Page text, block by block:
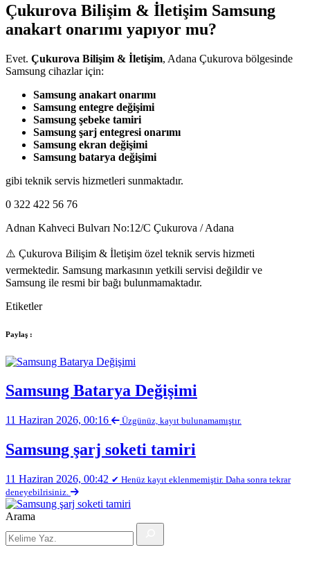
Çukurova Bilişim & İletişim Samsung
anakart onarımı yapıyor mu?
Evet. Çukurova Bilişim & İletişim, Adana Çukurova bölgesinde
Samsung cihazlar için:
Samsung anakart onarımı
Samsung entegre değişimi
Samsung şebeke tamiri
Samsung şarj entegresi onarımı
Samsung ekran değişimi
Samsung batarya değişimi
gibi teknik servis hizmetleri sunmaktadır.
0 322 422 56 76
Adnan Kahveci Bulvarı No:12/C Çukurova / Adana
⚠️ Çukurova Bilişim & İletişim özel teknik servis hizmeti
vermektedir. Samsung markasının yetkili servisi değildir ve
Samsung ile resmi bir bağı bulunmamaktadır.
Etiketler
Paylaş :
Samsung Batarya Değişimi
11 Haziran 2026, 00:16 Üzgünüz, kayıt bulunamamıştır.
Samsung şarj soketi tamiri
11 Haziran 2026, 00:42 ✔ Henüz kayıt eklenmemiştir. Daha sonra tekrar
deneyebilrisiniz.
Arama